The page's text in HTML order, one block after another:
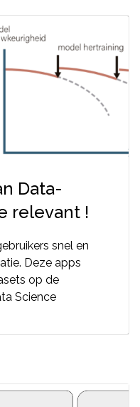
Data-
relevant !
snel en
Deze apps
op de
Science